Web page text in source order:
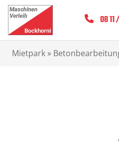
08 11
Mietpark »